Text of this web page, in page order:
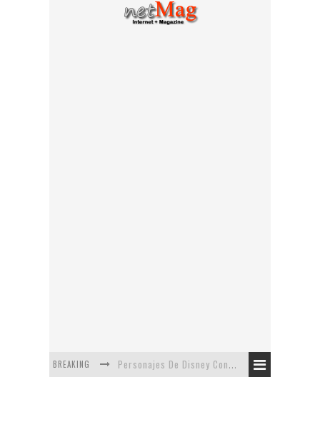
BREAKING Personajes De Disney Con Vestuarios Contemporáneos